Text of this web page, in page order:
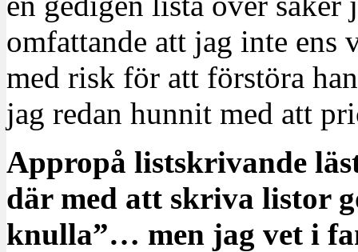
omfattande att jag inte
med risk för att förstöra
jag redan hunnit med att
Appropå listskrivande
där med att skriva listor
knulla”… men jag vet i